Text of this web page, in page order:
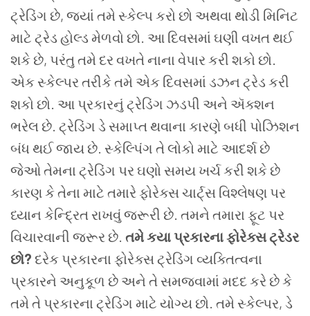
ટ્રેડિંગ છે, જ્યાં તમે સ્કેલ્પ કરો છો અથવા થોડી મિનિટ
માટે ટ્રેડ હોલ્ડ મેળવો છો. આ દિવસમાં ઘણી વખત થઈ
શકે છે, પરંતુ તમે દર વખતે નાના વેપાર કરી શકો છો.
એક સ્કેલ્પર તરીકે તમે એક દિવસમાં ડઝન ટ્રેડ કરી
શકો છો. આ પ્રકારનું ટ્રેડિંગ ઝડપી અને ઍક્શન
ભરેલ છે. ટ્રેડિંગ ડે સમાપ્ત થવાના કારણે બધી પોઝિશન
બંધ થઈ જાય છે. સ્કેલ્પિંગ તે લોકો માટે આદર્શ છે
જેઓ તેમના ટ્રેડિંગ પર ઘણો સમય ખર્ચ કરી શકે છે
કારણ કે તેના માટે તમારે ફોરેક્સ ચાર્ટ્સ વિશ્લેષણ પર
ધ્યાન કેન્દ્રિત રાખવું જરૂરી છે. તમને તમારા ફૂટ પર
વિચારવાની જરૂર છે. તમે કયા પ્રકારના ફોરેક્સ ટ્રેડર
છો? દરેક પ્રકારના ફોરેક્સ ટ્રેડિંગ વ્યક્તિત્વના
પ્રકારને અનુકૂળ છે અને તે સમજવામાં મદદ કરે છે કે
તમે તે પ્રકારના ટ્રેડિંગ માટે યોગ્ય છો. તમે સ્કેલ્પર, ડે